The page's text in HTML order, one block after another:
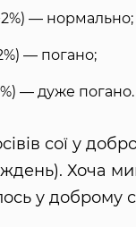
— нормально;
— погано;
— дуже погано.
сої у
Хоча
у доброму